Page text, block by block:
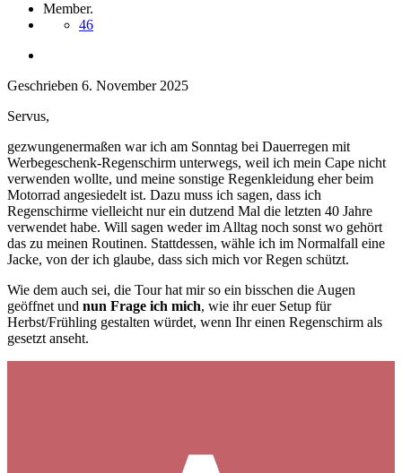
Member.
46
Geschrieben 6. November 2025
Servus,
gezwungenermaßen war ich am Sonntag bei Dauerregen mit
Werbegeschenk-Regenschirm unterwegs, weil ich mein Cape nicht
verwenden wollte, und meine sonstige Regenkleidung eher beim
Motorrad angesiedelt ist. Dazu muss ich sagen, dass ich
Regenschirme vielleicht nur ein dutzend Mal die letzten 40 Jahre
verwendet habe. Will sagen weder im Alltag noch sonst wo gehört
das zu meinen Routinen. Stattdessen, wähle ich im Normalfall eine
Jacke, von der ich glaube, dass sich mich vor Regen schützt.
Wie dem auch sei, die Tour hat mir so ein bisschen die Augen
geöffnet und nun Frage ich mich, wie ihr euer Setup für
Herbst/Frühling gestalten würdet, wenn Ihr einen Regenschirm als
gesetzt anseht.